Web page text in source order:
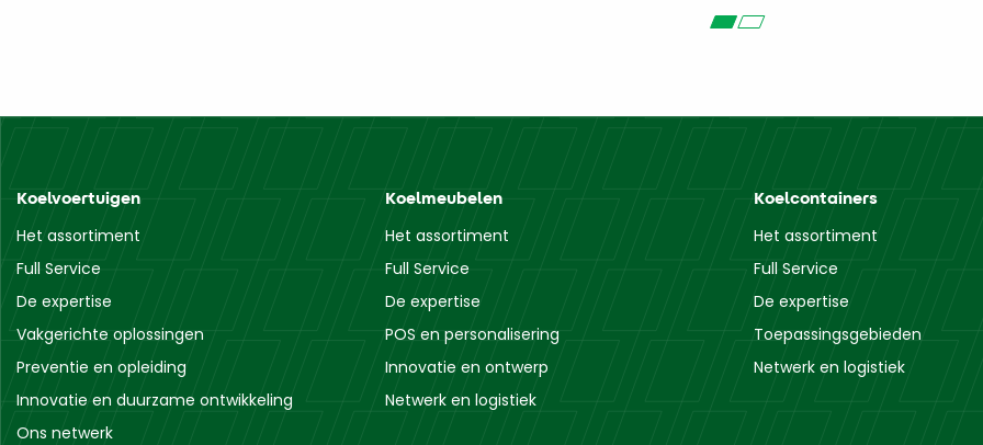
Koelvoertuigen
Het assortiment
Full Service
De expertise
Vakgerichte oplossingen
Preventie en opleiding
Innovatie en duurzame ontwikkeling
Ons netwerk
Koelmeubelen
Het assortiment
Full Service
De expertise
POS en personalisering
Innovatie en ontwerp
Netwerk en logistiek
Koelcontainers
Het assortiment
Full Service
De expertise
Toepassingsgebieden
Netwerk en logistiek